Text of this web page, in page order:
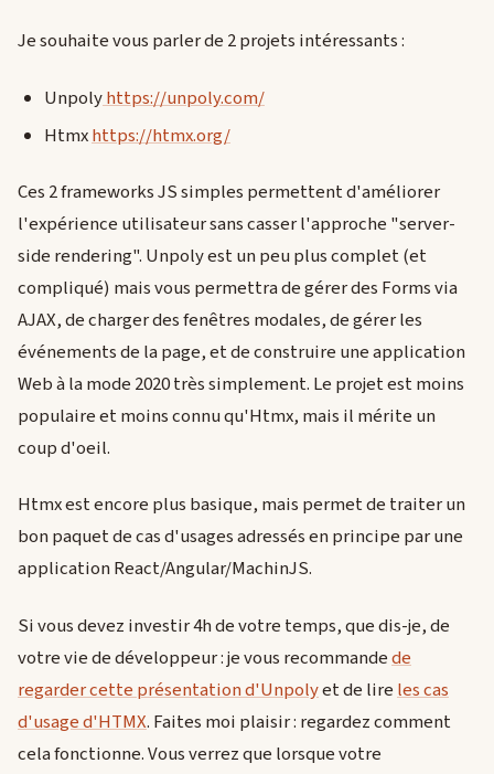
Je souhaite vous parler de 2 projets intéressants :
Unpolyhttps://unpoly.com/
Htmxhttps://htmx.org/
Ces 2 frameworks JS simples permettent d'améliorer
l'expérience utilisateur sans casser l'approche "server-
side rendering". Unpoly est un peu plus complet (et
compliqué) mais vous permettra de gérer des Forms via
AJAX, de charger des fenêtres modales, de gérer les
événements de la page, et de construire une application
Web à la mode 2020 très simplement. Le projet est moins
populaire et moins connu qu'Htmx, mais il mérite un
coup d'oeil.
Htmx est encore plus basique, mais permet de traiter un
bon paquet de cas d'usages adressés en principe par une
application React/Angular/MachinJS.
Si vous devez investir 4h de votre temps, que dis-je, de
votre vie de développeur : je vous recommandede
regarder cette présentation d'Unpolyet de lireles cas
d'usage d'HTMX. Faites moi plaisir : regardez comment
cela fonctionne. Vous verrez que lorsque votre